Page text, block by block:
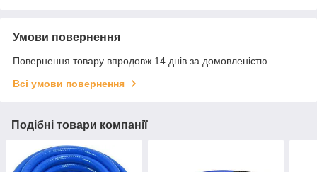
Умови повернення
Повернення товару впродовж 14 днів за домовленістю
Всі умови повернення
Подібні товари компанії